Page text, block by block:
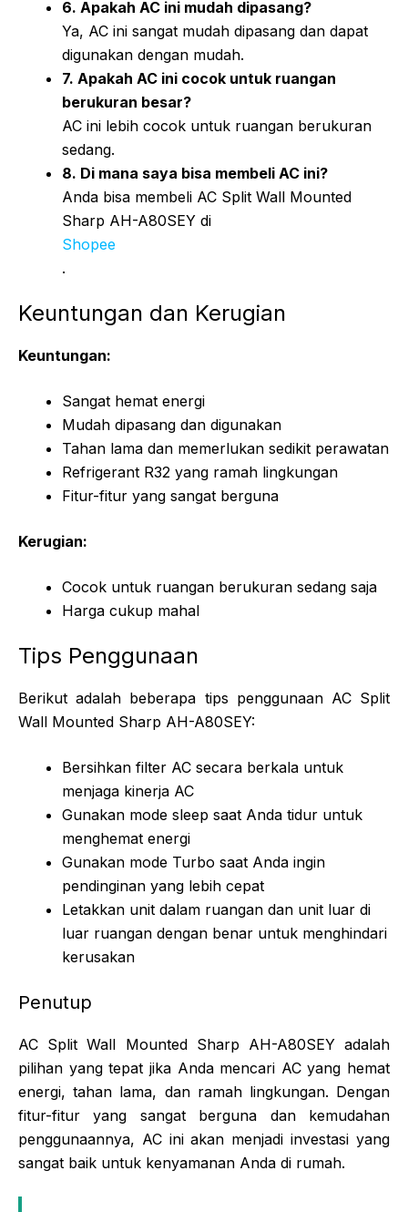
6. Apakah AC ini mudah dipasang?
Ya, AC ini sangat mudah dipasang dan dapat
digunakan dengan mudah.
7. Apakah AC ini cocok untuk ruangan
berukuran besar?
AC ini lebih cocok untuk ruangan berukuran
sedang.
8. Di mana saya bisa membeli AC ini?
Anda bisa membeli AC Split Wall Mounted
Sharp AH-A80SEY di
Shopee
.
Keuntungan dan Kerugian
Keuntungan:
Sangat hemat energi
Mudah dipasang dan digunakan
Tahan lama dan memerlukan sedikit perawatan
Refrigerant R32 yang ramah lingkungan
Fitur-fitur yang sangat berguna
Kerugian:
Cocok untuk ruangan berukuran sedang saja
Harga cukup mahal
Tips Penggunaan
Berikut adalah beberapa tips penggunaan AC Split
Wall Mounted Sharp AH-A80SEY:
Bersihkan filter AC secara berkala untuk
menjaga kinerja AC
Gunakan mode sleep saat Anda tidur untuk
menghemat energi
Gunakan mode Turbo saat Anda ingin
pendinginan yang lebih cepat
Letakkan unit dalam ruangan dan unit luar di
luar ruangan dengan benar untuk menghindari
kerusakan
Penutup
AC Split Wall Mounted Sharp AH-A80SEY adalah
pilihan yang tepat jika Anda mencari AC yang hemat
energi, tahan lama, dan ramah lingkungan. Dengan
fitur-fitur yang sangat berguna dan kemudahan
penggunaannya, AC ini akan menjadi investasi yang
sangat baik untuk kenyamanan Anda di rumah.